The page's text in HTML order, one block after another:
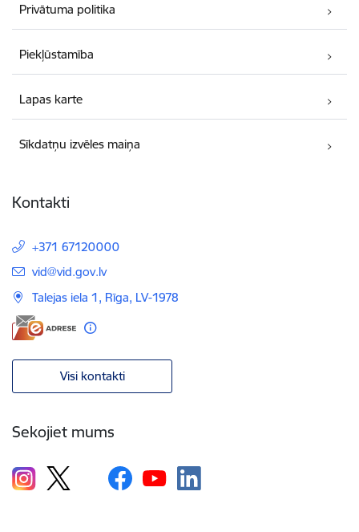
Privātuma politika
Piekļūstamība
Lapas karte
Sīkdatņu izvēles maiņa
Kontakti
+371 67120000
E-pasts:
vid@vid.gov.lv
Talejas iela 1, Rīga, LV-1978
Visi kontakti
Sekojiet mums